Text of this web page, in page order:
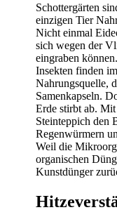
Schottergärten
einzigen Tier
Nicht einmal
sich wegen der
eingraben
Insekten finden
Nahrungsquelle,
Samenkapseln.
Erde stirbt ab.
Steinteppich den
Regenwürmern
Weil die
organischen
Kunstdünger